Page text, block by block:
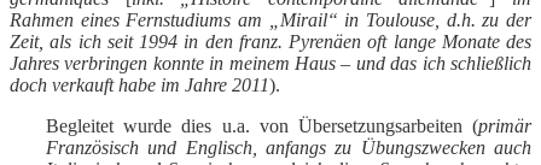
Rahmen eines Fernstudiums am „Mirail“ in Toulouse, d.h. zu der
Zeit, als ich seit 1994 in den franz. Pyrenäen oft lange Monate des
Jahres verbringen konnte in meinem Haus – und das ich schließlich
doch verkauft habe im Jahre 2011).
Begleitet wurde dies u.a. von Übersetzungsarbeiten (primär
Französisch und Englisch, anfangs zu Übungszwecken auch